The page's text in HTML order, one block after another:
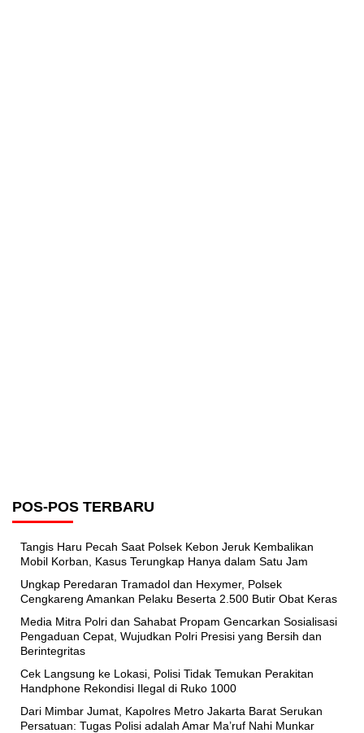
POS-POS TERBARU
Tangis Haru Pecah Saat Polsek Kebon Jeruk Kembalikan
Mobil Korban, Kasus Terungkap Hanya dalam Satu Jam
Ungkap Peredaran Tramadol dan Hexymer, Polsek
Cengkareng Amankan Pelaku Beserta 2.500 Butir Obat Keras
Media Mitra Polri dan Sahabat Propam Gencarkan Sosialisasi
Pengaduan Cepat, Wujudkan Polri Presisi yang Bersih dan
Berintegritas
Cek Langsung ke Lokasi, Polisi Tidak Temukan Perakitan
Handphone Rekondisi Ilegal di Ruko 1000
Dari Mimbar Jumat, Kapolres Metro Jakarta Barat Serukan
Persatuan: Tugas Polisi adalah Amar Ma’ruf Nahi Munkar